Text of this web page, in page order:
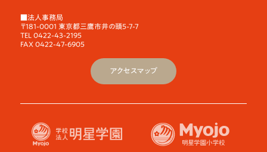
■法人事務局
〒181-0001 東京都三鷹市井の頭5-7-7
TEL 0422-43-2195
FAX 0422-47-6905
アクセスマップ